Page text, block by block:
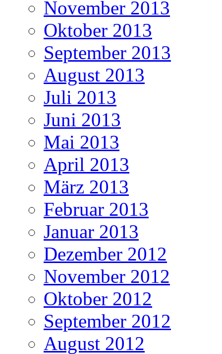
November 2013
Oktober 2013
September 2013
August 2013
Juli 2013
Juni 2013
Mai 2013
April 2013
März 2013
Februar 2013
Januar 2013
Dezember 2012
November 2012
Oktober 2012
September 2012
August 2012